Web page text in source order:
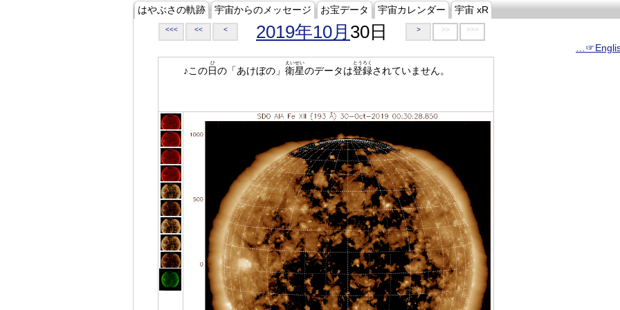
はやぶさの軌跡 宇宙からのメッセージ お宝データ 宇宙カレンダー 宇宙 xR
<<< << < 2019年10月 30日 > >> >>>
♪この日
ひ
の「あけぼの」 衛星
えいせい
のデータは登録
とうろく
されていません。